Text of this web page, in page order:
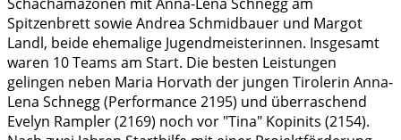
Spitzenbrett sowie Andrea Schmidbauer und Margot
Landl, beide ehemalige Jugendmeisterinnen. Insgesamt
waren 10 Teams am Start. Die besten Leistungen
gelingen neben Maria Horvath der jungen Tirolerin Anna-
Lena Schnegg (Performance 2195) und überraschend
Evelyn Rampler (2169) noch vor "Tina" Kopinits (2154).